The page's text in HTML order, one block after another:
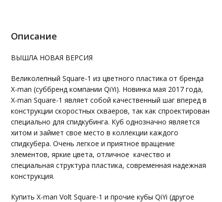
Описание
ВЫШЛА НОВАЯ ВЕРСИЯ
Великолепный Square-1 из цветного пластика от бренда
X-man (суббренд компании QiYi). Новинка мая 2017 года,
X-man Square-1 являет собой качественный шаг вперед в
конструкции скоростных скваеров, так как спроектирован
специально для спидкубинга. Куб однозначно является
хитом и займет свое место в коллекции каждого
спидкубера. Очень легкое и приятное вращение
элементов, яркие цвета, отличное качество и
специальная структура пластика, современная надежная
конструкция.
Купить X-man Volt Square-1 и прочие кубы QiYi (другое